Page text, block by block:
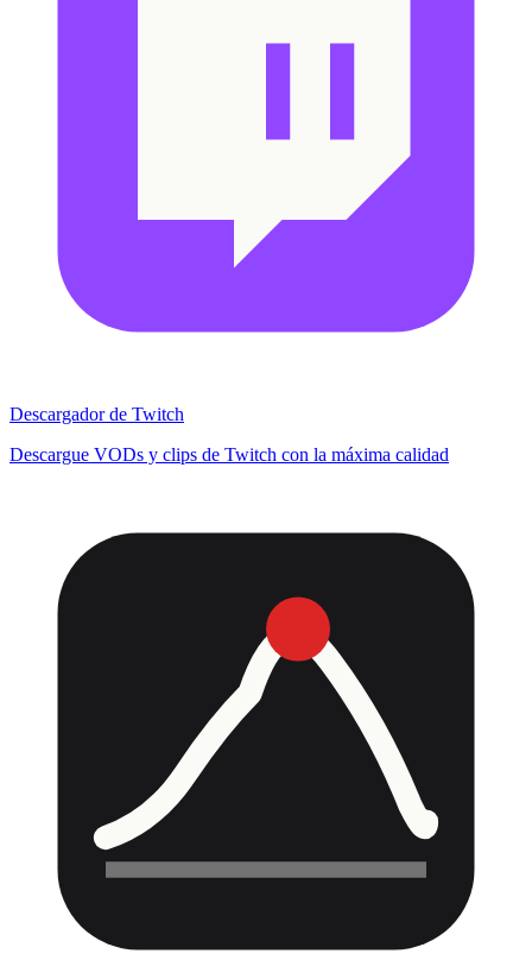
Descargador de Twitch
Descargue VODs y clips de Twitch con la máxima calidad